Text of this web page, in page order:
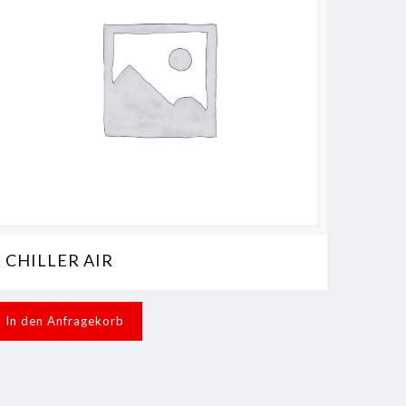
CHILLER AIR
In den Anfragekorb